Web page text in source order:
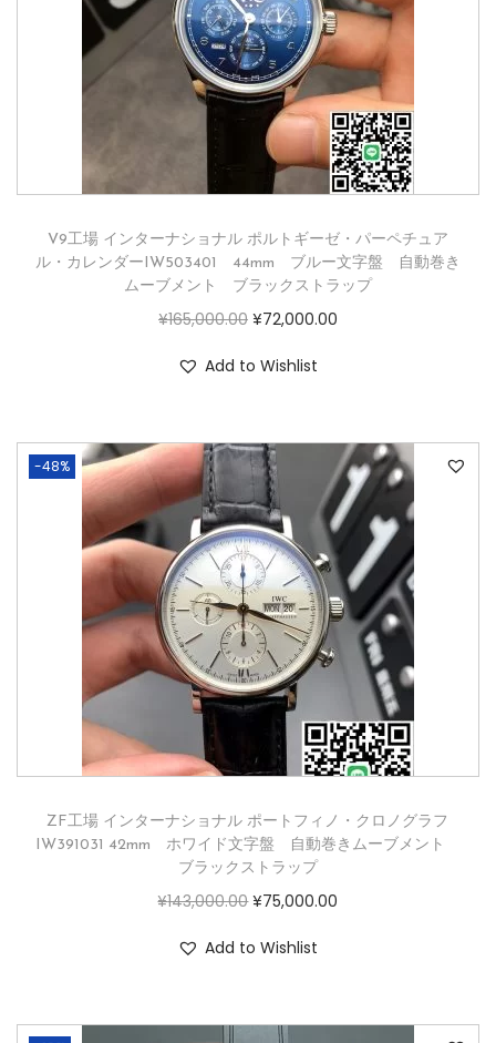
V9工場 インターナショナル ポルトギーゼ・パーペチュア
ル・カレンダーIW503401 44mm ブルー文字盤 自動巻き
ムーブメント ブラックストラップ
¥165,000.00 ¥72,000.00
Add to Wishlist
-48%
ZF工場 インターナショナル ポートフィノ・クロノグラフ
IW391031 42mm ホワイド文字盤 自動巻きムーブメント
ブラックストラップ
¥143,000.00 ¥75,000.00
Add to Wishlist